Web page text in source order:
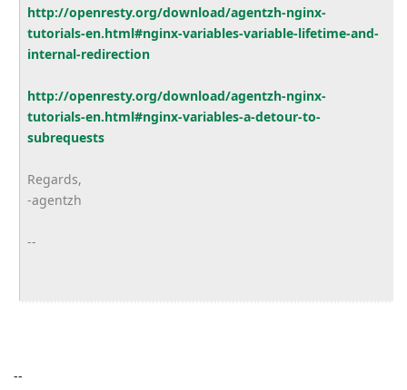
http://openresty.org/download/agentzh-nginx-
tutorials-en.html#nginx-variables-variable-lifetime-and-
internal-redirection
http://openresty.org/download/agentzh-nginx-
tutorials-en.html#nginx-variables-a-detour-to-
subrequests
Regards,
-agentzh
--
--